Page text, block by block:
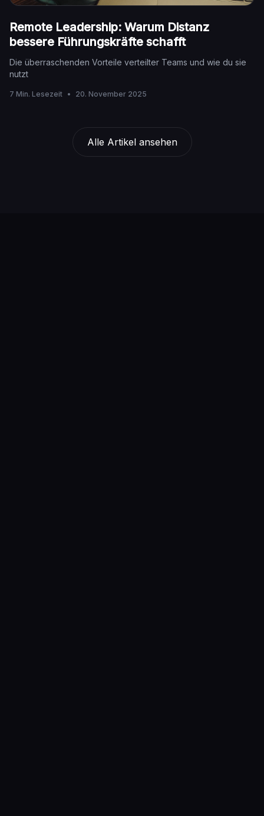
Remote Leadership: Warum Distanz
bessere Führungskräfte schafft
Die überraschenden Vorteile verteilter Teams und wie du sie
nutzt
7 Min. Lesezeit • 20. November 2025
Alle Artikel ansehen